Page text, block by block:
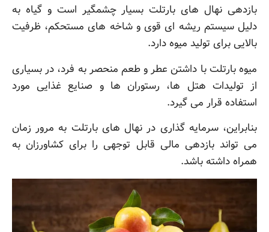
بازدهی نهال های بارتلت بسیار چشمگیر است و گیاه به
دلیل سیستم ریشه ای قوی و شاخه های مستحکم، ظرفیت
بالایی برای تولید میوه دارد.
میوه بارتلت با داشتن عطر و طعم منحصر به فرد، در بسیاری
از تولیدات هتل ها، رستوران ها و صنایع غذایی مورد
استفاده قرار می گیرد.
بنابراین، سرمایه گذاری در نهال های بارتلت به مرور زمان
می تواند بازدهی مالی قابل توجهی را برای کشاورزان به
همراه داشته باشد.